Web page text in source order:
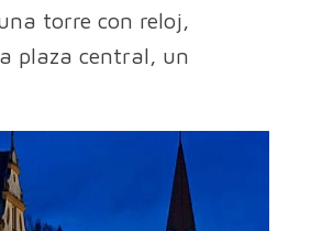
torre con reloj,
plaza central, un